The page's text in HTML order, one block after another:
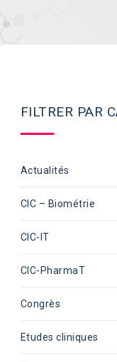
FILTRER PAR
Actualités
CIC – Biométrie
CIC-IT
CIC-PharmaT
Congrès
Etudes cliniques